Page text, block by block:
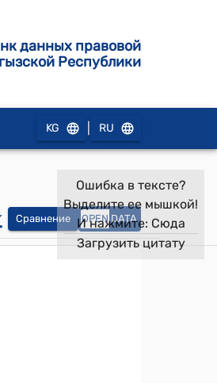
данных правовой
Республики
KG RU
Сравнение OPEN DATA
Ошибка в тексте?
Выделите ее мышкой!
И нажмите: Сюда
Загрузить цитату